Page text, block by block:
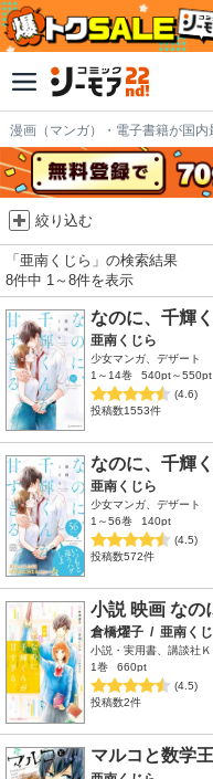
漫画（マンガ）・電子書籍が国内
絞り込む
「亜南くじら」の検索結果
8件中 1～8件を表示
なのに、千輝
亜南くじら
少女マンガ、デザート
1～14巻
540pt～550pt
(4.6)
投稿数1553件
なのに、千輝
亜南くじら
少女マンガ、デザート
1～56巻
140pt
(4.5)
投稿数572件
小説 映画 なの
倉橋燿子 / 亜南く
小説・実用書、講談社
1巻
660pt
(4.5)
投稿数2件
マルコと数学